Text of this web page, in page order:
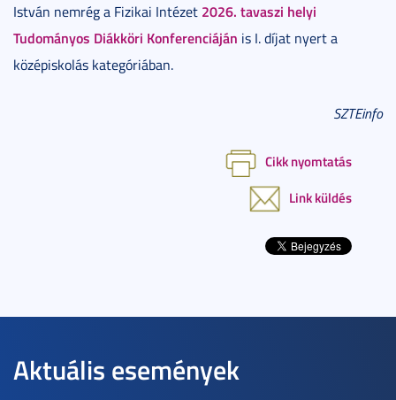
István nemrég a Fizikai Intézet 2026. tavaszi helyi
Tudományos Diákköri Konferenciáján is I. díjat nyert a
középiskolás kategóriában.
SZTEinfo
Cikk nyomtatás
Link küldés
Aktuális események